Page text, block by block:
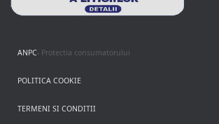
ANPC- Protectia consumatorului
POLITICA COOKIE
TERMENI SI CONDITII